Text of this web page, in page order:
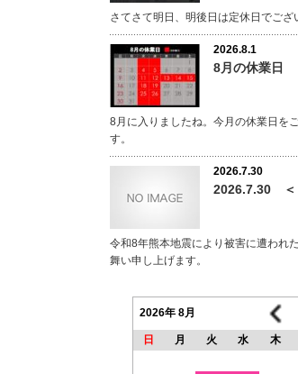
さてさて明日、明後日は定休日でござ
2026.8.1
8月の休業日
8月に入りましたね。今月の休業日を
す。
2026.7.30
2026.7.30 ＜
令和8年熊本地震により被害に遭われ
舞い申し上げます。
2026年 8月
日 月 火 水 木